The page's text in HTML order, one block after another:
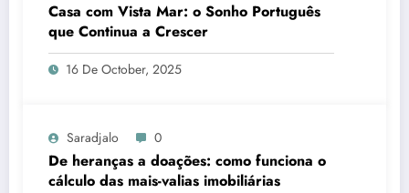
Casa com Vista Mar: o Sonho Português
que Continua a Crescer
16 De October, 2025
Saradjalo 0
De heranças a doações: como funciona o
cálculo das mais-valias imobiliárias